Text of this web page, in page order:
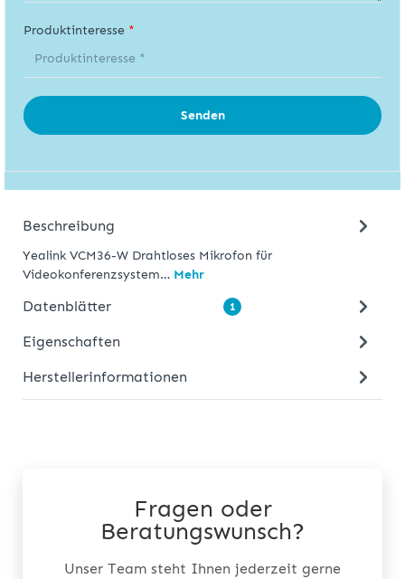
Produktinteresse *
Senden
Beschreibung
Yealink VCM36-W Drahtloses Mikrofon für
Videokonferenzsystem… Mehr
Datenblätter 1
Eigenschaften
Herstellerinformationen
Fragen oder
Beratungswunsch?
Unser Team steht Ihnen jederzeit gerne